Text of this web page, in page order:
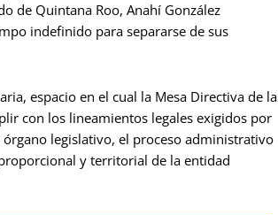
de Quintana Roo, Anahí González
indefinido para separarse de sus
espacio en el cual la Mesa Directiva de la
con los lineamientos legales exigidos por
legislativo, el proceso administrativo
y territorial de la entidad